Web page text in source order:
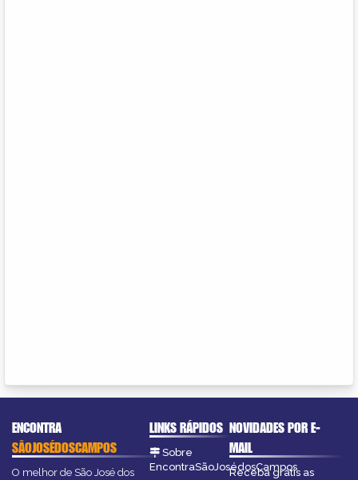
ENCONTRA
SÃOJOSÉDOSCAMPOS
O melhor de São José dos
LINKS RÁPIDOS
Sobre
EncontraSãoJosédosCampos
NOVIDADES POR E-
MAIL
Receba grátis as